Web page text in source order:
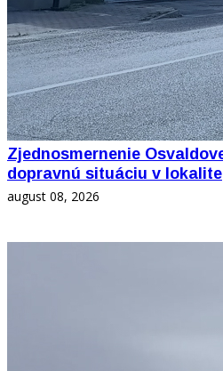
Zjednosmernenie
dopravnú situáciu v lokalite
august 08, 2026